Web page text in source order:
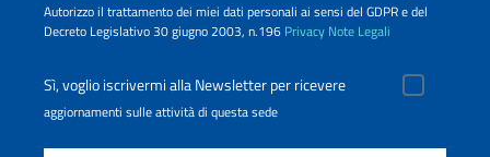
Autorizzo il trattamento dei miei dati personali ai sensi del GDPR e del
Decreto Legislativo 30 giugno 2003, n.196 Privacy Note Legali
Sì, voglio iscrivermi alla Newsletter per ricevere
aggiornamenti sulle attività di questa sede